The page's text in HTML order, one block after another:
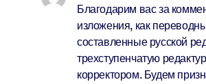
Благодарим вас за
изложения, как
составленные русской
трехступенчатую
корректором. Будем